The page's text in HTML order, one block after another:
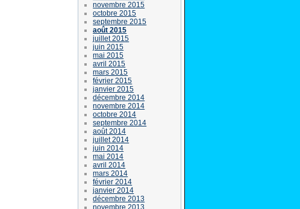
novembre 2015
octobre 2015
septembre 2015
août 2015
juillet 2015
juin 2015
mai 2015
avril 2015
mars 2015
février 2015
janvier 2015
décembre 2014
novembre 2014
octobre 2014
septembre 2014
août 2014
juillet 2014
juin 2014
mai 2014
avril 2014
mars 2014
février 2014
janvier 2014
décembre 2013
novembre 2013